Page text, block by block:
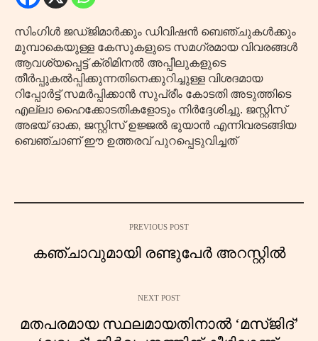
സിംഗിൾ ജഡ്ജിമാർക്കും ഡിവിഷൻ ബെഞ്ചുകൾക്കും
മുമ്പാകെയുള്ള കേസുകളുടെ സമഗ്രമായ വിവരങ്ങൾ
ആവശ്യപ്പെട്ട് ക്രിമിനൽ അപ്പീലുകളുടെ
തീർപ്പുകൽപ്പിക്കുന്നതിനെക്കുറിച്ചുള്ള വിശദമായ
റിപ്പോർട്ട് സമർപ്പിക്കാൻ സുപ്രീം കോടതി അടുത്തിടെ
എല്ലാ ഹൈക്കോടതികളോടും നിർദ്ദേശിച്ചു. ജസ്റ്റിസ്
അഭയ് ഓക്ക, ജസ്റ്റിസ് ഉജ്ജൽ ഭുയാൻ എന്നിവരടങ്ങിയ
ബെഞ്ചാണ് ഈ ഉത്തരവ് പുറപ്പെടുവിച്ചത്
PREVIOUS POST
കഞ്ചാവുമായി രണ്ടുപേർ അറസ്റ്റിൽ
NEXT POST
മതപരമായ സ്ഥലമായതിനാൽ ‘മസ്ജിദ്’